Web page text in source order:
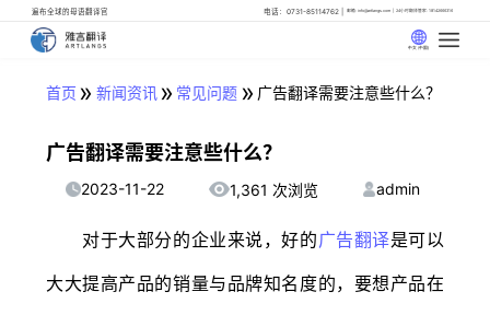
遍布全球的母语翻译官 电话：0731-85114762 邮箱: info@artlangs.com 24小时翻译管家: 18142666316
中文 (中国)
首页 » 新闻资讯» 常见问题 » 广告翻译需要注意些什么？
广告翻译需要注意些什么？
2023-11-22 1,361 次浏览 admin
对于大部分的企业来说，好的广告翻译是可以
大大提高产品的销量与品牌知名度的，要想产品在